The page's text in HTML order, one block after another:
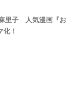
里子 人気漫画『お
化！